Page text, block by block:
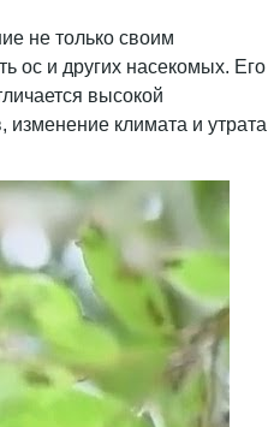
не только своим
ос и других насекомых. Его
высокой
климата и утрата